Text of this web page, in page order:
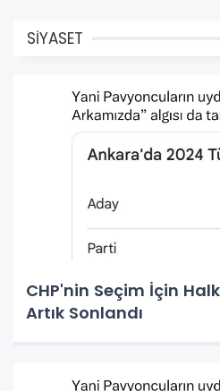
SİYASET
CHP'nin Seçim İçin
Artık Sonlandı